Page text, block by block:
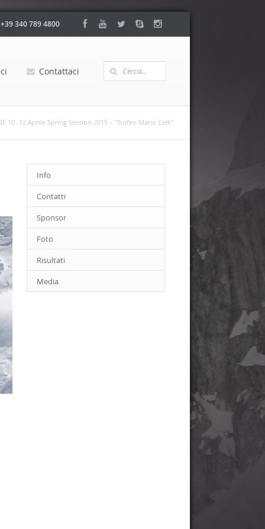
+39 340 789 4800
Contattaci
10 -12 Aprile Spring Session 2015 – “Trofeo Mario Celli”
Info
Contatti
Sponsor
Foto
Risultati
Media